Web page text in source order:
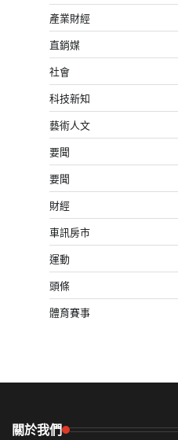
產業財經
直銷媒
社會
科技新知
藝術人文
要聞
要聞
財經
車訊房市
運動
頭條
體育賽事
關於我們